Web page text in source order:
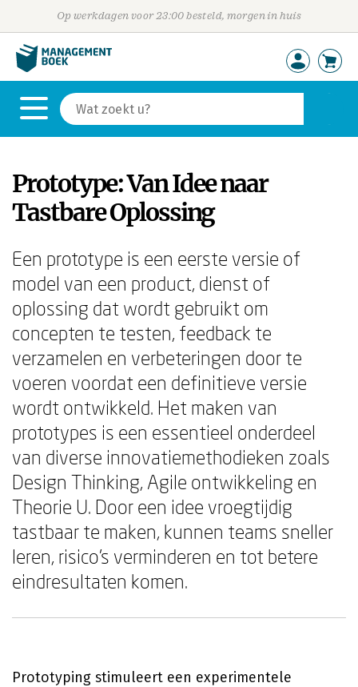
Op werkdagen voor 23:00 besteld, morgen in huis
Prototype: Van Idee naar
Tastbare Oplossing
Een prototype is een eerste versie of
model van een product, dienst of
oplossing dat wordt gebruikt om
concepten te testen, feedback te
verzamelen en verbeteringen door te
voeren voordat een definitieve versie
wordt ontwikkeld. Het maken van
prototypes is een essentieel onderdeel
van diverse innovatiemethodieken zoals
Design Thinking, Agile ontwikkeling en
Theorie U. Door een idee vroegtijdig
tastbaar te maken, kunnen teams sneller
leren, risico's verminderen en tot betere
eindresultaten komen.
Prototyping stimuleert een experimentele